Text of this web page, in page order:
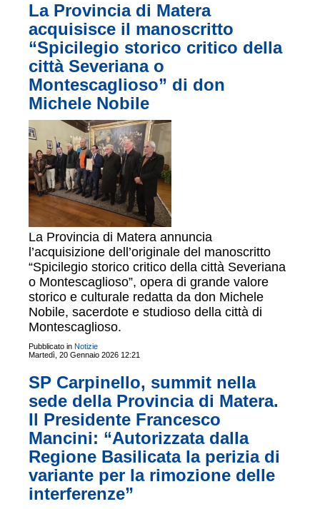
La Provincia di Matera
acquisisce il manoscritto
“Spicilegio storico critico della
città Severiana o
Montescaglioso” di don
Michele Nobile
La Provincia di Matera annuncia
l’acquisizione dell’originale del manoscritto
“Spicilegio storico critico della città Severiana
o Montescaglioso”, opera di grande valore
storico e culturale redatta da don Michele
Nobile, sacerdote e studioso della città di
Montescaglioso.
Pubblicato in Notizie
Martedì, 20 Gennaio 2026 12:21
SP Carpinello, summit nella
sede della Provincia di Matera.
Il Presidente Francesco
Mancini: “Autorizzata dalla
Regione Basilicata la perizia di
variante per la rimozione delle
interferenze”